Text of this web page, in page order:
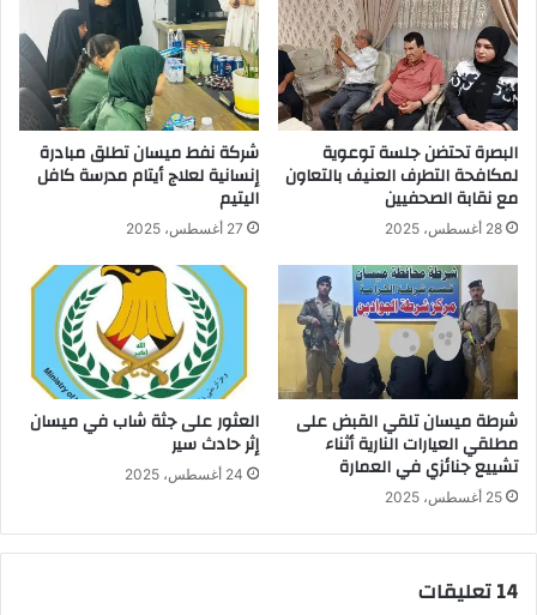
البصرة تحتضن جلسة توعوية
لمكافحة التطرف العنيف بالتعاون
مع نقابة الصحفيين
28 أغسطس، 2025
شركة نفط ميسان تطلق مبادرة
إنسانية لعلاج أيتام مدرسة كافل
اليتيم
27 أغسطس، 2025
شرطة ميسان تلقي القبض على
مطلقي العيارات النارية أثناء
تشييع جنائزي في العمارة
25 أغسطس، 2025
العثور على جثة شاب في ميسان
إثر حادث سير
24 أغسطس، 2025
‫14 تعليقات